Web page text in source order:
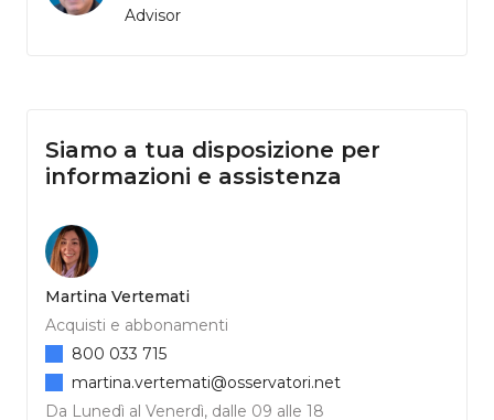
Advisor
Siamo a tua disposizione per
informazioni e assistenza
Martina Vertemati
Acquisti e abbonamenti
Da Lunedì al Venerdì, dalle 09 alle 18
800 033 715
martina.vertemati@osservatori.net